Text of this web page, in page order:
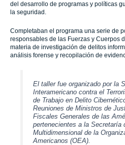
del desarrollo de programas y políticas
la seguridad.
Completaban el programa una serie de
responsables de las Fuerzas y Cuerpos
materia de investigación de delitos
análisis forense y recopilación de
El taller fue organizado por la
Interamericano contra el
de Trabajo en Delito
Reuniones de Ministros de
Fiscales Generales de las
pertenecientes a la Secretaría
Multidimensional de la
Americanos (OEA).